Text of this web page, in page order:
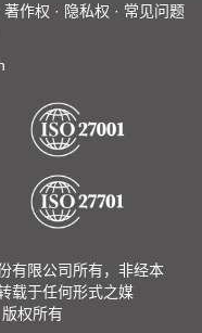
著作权 · 隐私权 · 常见问题
有限公司所有，非经本
载于任何形式之媒
权所有